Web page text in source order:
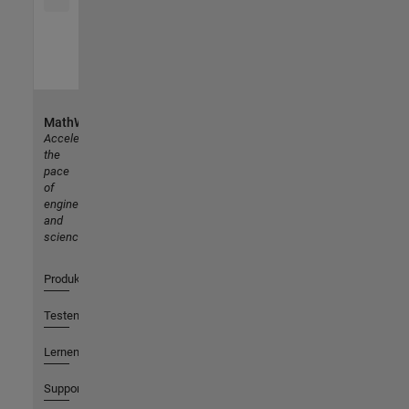
MathWorks
Accelerating
the
pace
of
engineering
and
science
Produkte
Testen oder Kaufen
Lernen
Support